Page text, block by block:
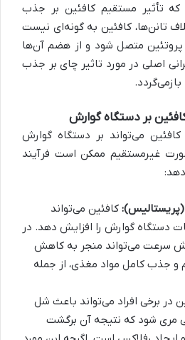
تأثیر مستقیم کافئین بر جذب
تانن‌ها، کافئین به گونه‌ای نیست
پروتئین متصل شود و از هضم آن‌ها
اصلی در مورد تاثیر چای بر جذب
بر دستگاه گوارش
می‌تواند بر دستگاه گوارش
غیرمستقیم ممکن است فرآیند
کافئین می‌تواند
دستگاه گوارش را افزایش دهد. در
سرعت می‌تواند منجر به کاهش
و جذب کامل مواد مغذی، از جمله
در برخی افراد می‌تواند باعث شل
مری شود که نتیجه آن برگشت